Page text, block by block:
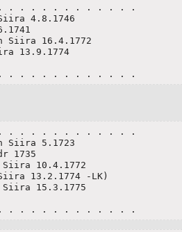
. . . . . . . . . . . .
Siira 4.8.1746
Siira 16.4.1772
13.9.1774
. . . . . . . . . . . .
. . . . . . . . . . . .
Siira 5.1723
1735
Siira 10.4.1772
13.2.1774 -LK)
Siira 15.3.1775
. . . . . . . . . . . .